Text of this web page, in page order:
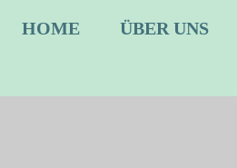
HOME ÜBER UNS